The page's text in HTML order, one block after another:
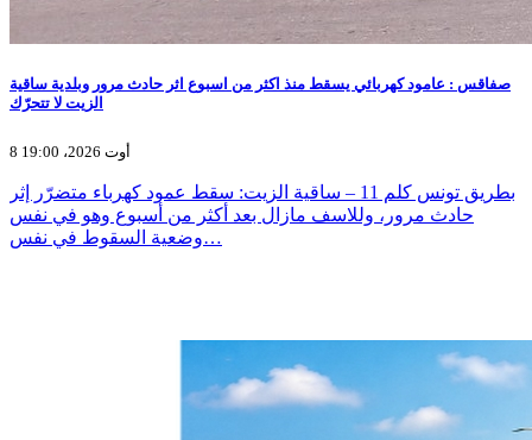
صفاقس : عامود كهربائي يسقط منذ اكثر من اسبوع اثر حادث مرور وبلدية ساقية
الزيت لا تتحرّك
8 أوت 2026، 19:00
بطريق تونس كلم 11 – ساقية الزيت: سقط عمود كهرباء متضرّر إثر
حادث مرور، وللاسف مازال بعد أكثر من أسبوع وهو في نفس
وضعية السقوط في نفس…